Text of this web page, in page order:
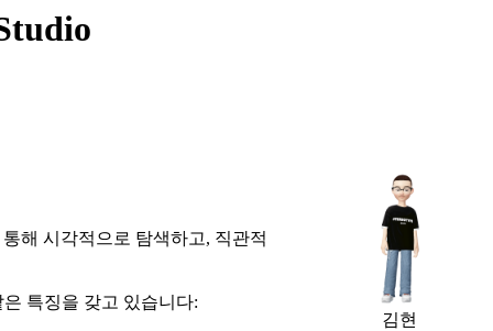
김현
해 시각적으로 탐색하고, 직관적
특징을 갖고 있습니다: